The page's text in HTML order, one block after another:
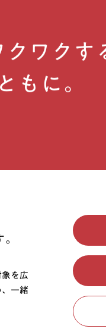
クワクす
もに。
を広
一緒